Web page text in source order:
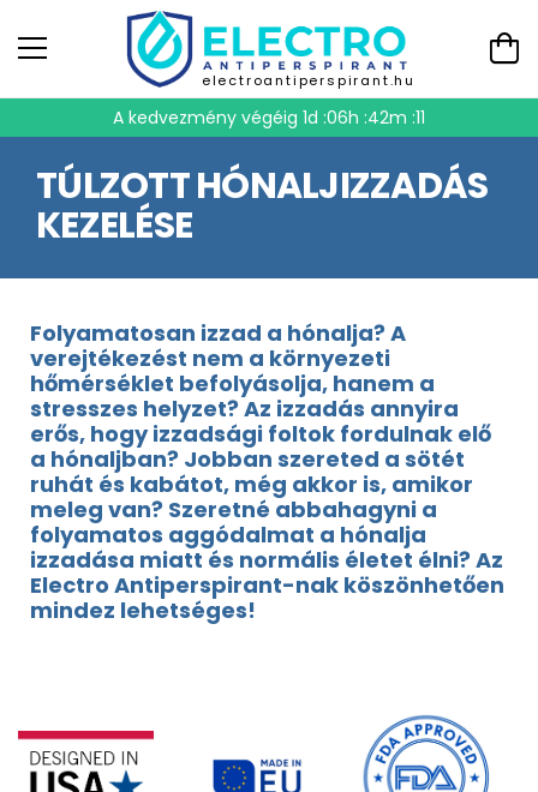
electroantiperspirant.hu
A kedvezmény végéig 1d :06h :42m :10
TÚLZOTT HÓNALJIZZADÁS
KEZELÉSE
Folyamatosan izzad a hónalja? A
verejtékezést nem a környezeti
hőmérséklet befolyásolja, hanem a
stresszes helyzet? Az izzadás annyira
erős, hogy izzadsági foltok fordulnak elő
a hónaljban? Jobban szereted a sötét
ruhát és kabátot, még akkor is, amikor
meleg van? Szeretné abbahagyni a
folyamatos aggódalmat a hónalja
izzadása miatt és normális életet élni? Az
Electro Antiperspirant-nak köszönhetően
mindez lehetséges!